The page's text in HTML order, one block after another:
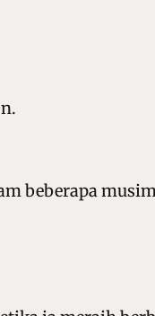
beberapa